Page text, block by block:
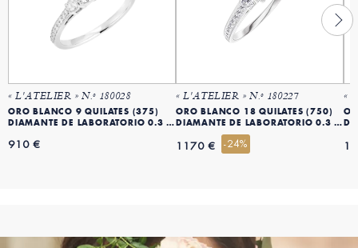
« L'ATELIER » N.º 180028
ORO BLANCO 9 QUILATES (375)
DIAMANTE DE LABORATORIO 0.3 QT
910 €
« L'ATELIER » N.º 180227
ORO BLANCO 18 QUILATES (750)
DIAMANTE DE LABORATORIO 0.3 QT
1170 € -24%
«